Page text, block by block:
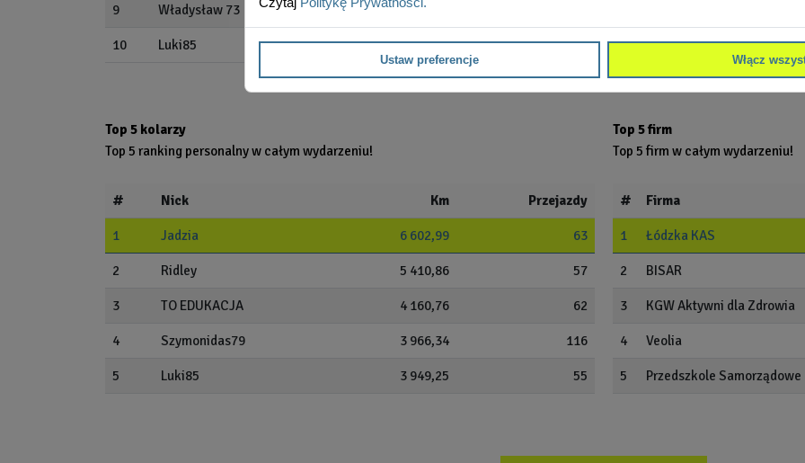
Ustaw preferencje Włącz
9 Władysław 73
10 Luki85 563,68 7
Kopernika w Łodzi
Top 5 kolarzy
Top 5 ranking personalny w całym wydarzeniu!
# Nick Km Przejazdy
1 Jadzia 6 602,99 63
2 Ridley 5 410,86 57
3 TO EDUKACJA 4 160,76 62
4 Szymonidas79 3 966,34 116
5 Luki85 3 949,25 55
Top 5 firm
Top 5 firm w całym wydarzeniu!
# Firma
1 Łódzka KAS
2 BISAR
3 KGW Aktywni dla Zdrowia
4 Veolia
5 Przedszkole